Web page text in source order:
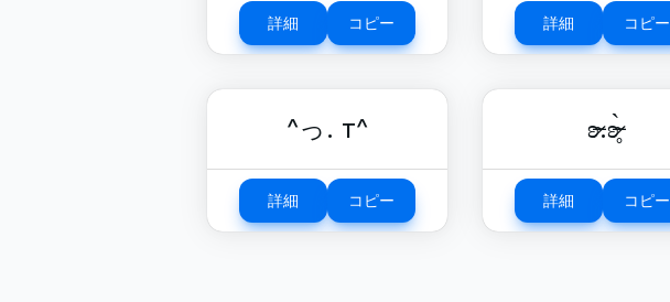
詳細 コピー 詳細 コピー
^っ. т^
詳細 コピー
ʚ̴̶̷.ʚ̴̶̷̥̀
詳細 コピー